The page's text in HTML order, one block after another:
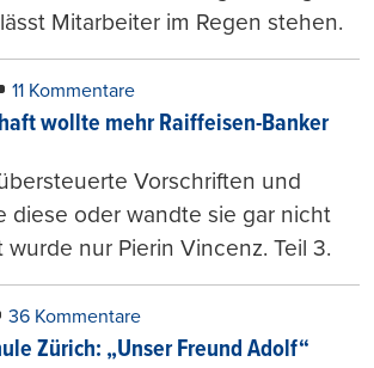
Mitarbeiter im Regen stehen.
11 Kommentare
wollte mehr Raiffeisen-Banker
Vorschriften und
diese oder wandte sie gar nicht
nur Pierin Vincenz. Teil 3.
36 Kommentare
Zürich: „Unser Freund Adolf“